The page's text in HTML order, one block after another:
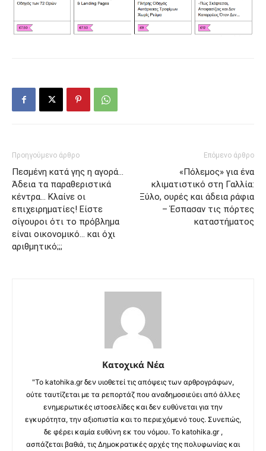
Προηγούμενο άρθρο
Πεσμένη κατά γης η αγορά…
Άδεια τα παραθεριστικά
κέντρα… Κλαίνε οι
επιχειρηματίες! Είστε
σίγουροι ότι το πρόβλημα
είναι οικονομικό… και όχι
αριθμητικό;;;
Επόμενο άρθρο
«Πόλεμος» για ένα
κλιματιστικό στη Γαλλία:
Ξύλο, ουρές και άδεια ράφια
– Έσπασαν τις πόρτες
καταστήματος
Κατοχικά Νέα
"Το katohika.gr δεν υιοθετεί τις απόψεις των αρθρογράφων,
ούτε ταυτίζεται με τα ρεπορτάζ που αναδημοσιεύει από άλλες
ενημερωτικές ιστοσελίδες και δεν ευθύνεται για την
εγκυρότητα, την αξιοπιστία και το περιεχόμενό τους. Συνεπώς,
δε φέρει καμία ευθύνη εκ του νόμου. Το katohika.gr ,
ασπάζεται βαθιά, τις Δημοκρατικές αρχές της πολυφωνίας και